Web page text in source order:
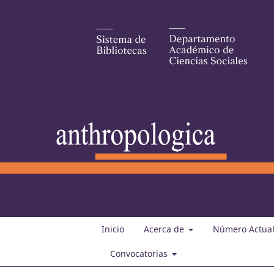
Inicio Acerca de Número Actual
Convocatorias